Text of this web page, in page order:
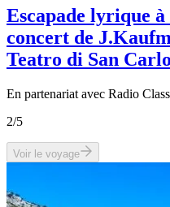
Escapade lyrique à
concert de
Teatro di San Carlo
En partenariat avec Radio
2/5
Voir le voyage